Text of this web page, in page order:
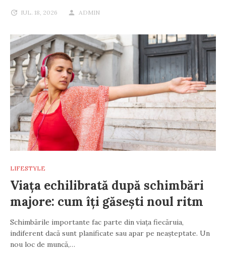
IUL. 18, 2026 ADMIN
LIFESTYLE
Viața echilibrată după schimbări
majore: cum îți găsești noul ritm
Schimbările importante fac parte din viața fiecăruia,
indiferent dacă sunt planificate sau apar pe neașteptate. Un
nou loc de muncă,…